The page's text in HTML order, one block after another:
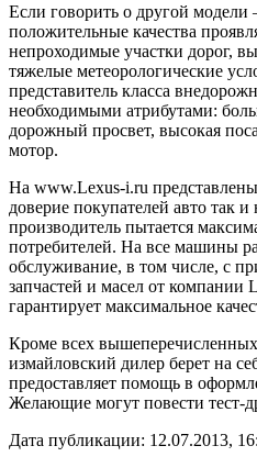
Если говорить о другой
положительные качества
непроходимые участки дорог,
тяжелые метеорологические
представитель класса
необходимыми атрибутами:
дорожный просвет, высокая
мотор.
На www.Lexus-i.ru
доверие покупателей авто так
производитель пытается
потребителей. На все машины
обслуживание, в том числе, с
запчастей и масел от компании
гарантирует максимальное
Кроме всех
измайловский дилер берет на
предоставляет помощь в
Желающие могут повести тест-
Дата публикации: 12.07.2013,